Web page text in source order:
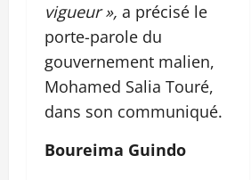
vigueur », a précisé le
porte-parole du
gouvernement malien,
Mohamed Salia Touré,
dans son communiqué.
Boureima Guindo